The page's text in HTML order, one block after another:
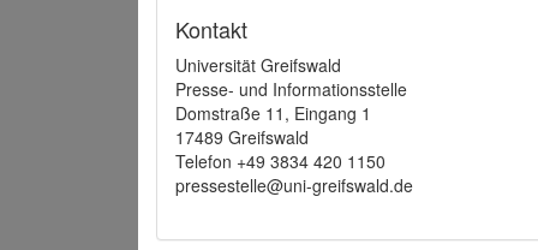
Kontakt
Universität Greifswald
Presse- und Informationsstelle
Domstraße 11, Eingang 1
17489 Greifswald
Telefon +49 3834 420 1150
pressestelle@uni-greifswald.de